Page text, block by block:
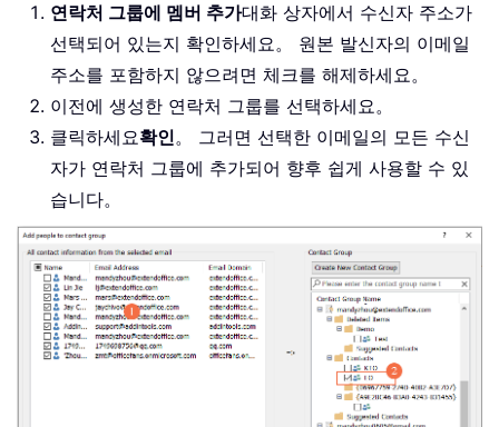
연락처 그룹에 멤버 추가대화 상자에서 수신자 주소가
선택되어 있는지 확인하세요。 원본 발신자의 이메일
주소를 포함하지 않으려면 체크를 해제하세요。
이전에 생성한 연락처 그룹를 선택하세요。
클릭하세요확인。 그러면 선택한 이메일의 모든 수신
자가 연락처 그룹에 추가되어 향후 쉽게 사용할 수 있
습니다。